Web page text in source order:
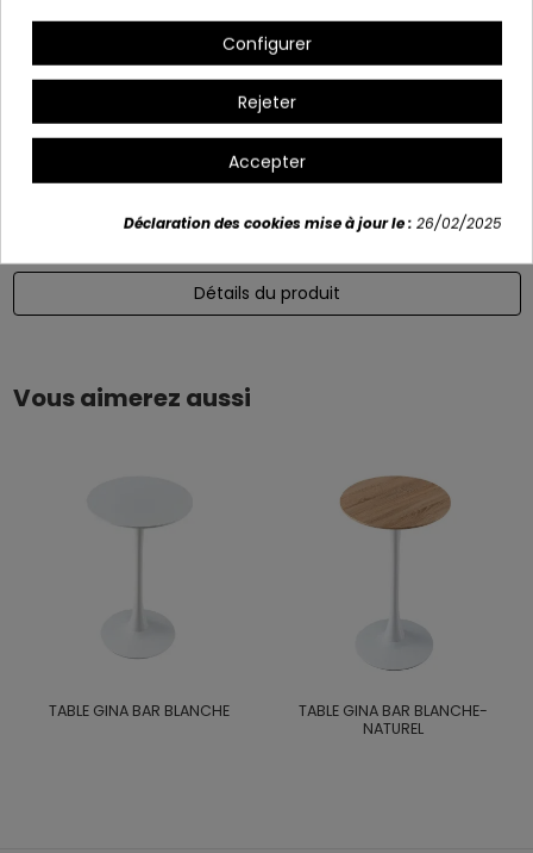
Détails du produit
Vous aimerez aussi
TABLE GINA BAR BLANCHE
TABLE GINA BAR BLANCHE-
NATUREL
Configurer
Rejeter
Accepter
Déclaration des cookies mise à jour le :26/02/2025